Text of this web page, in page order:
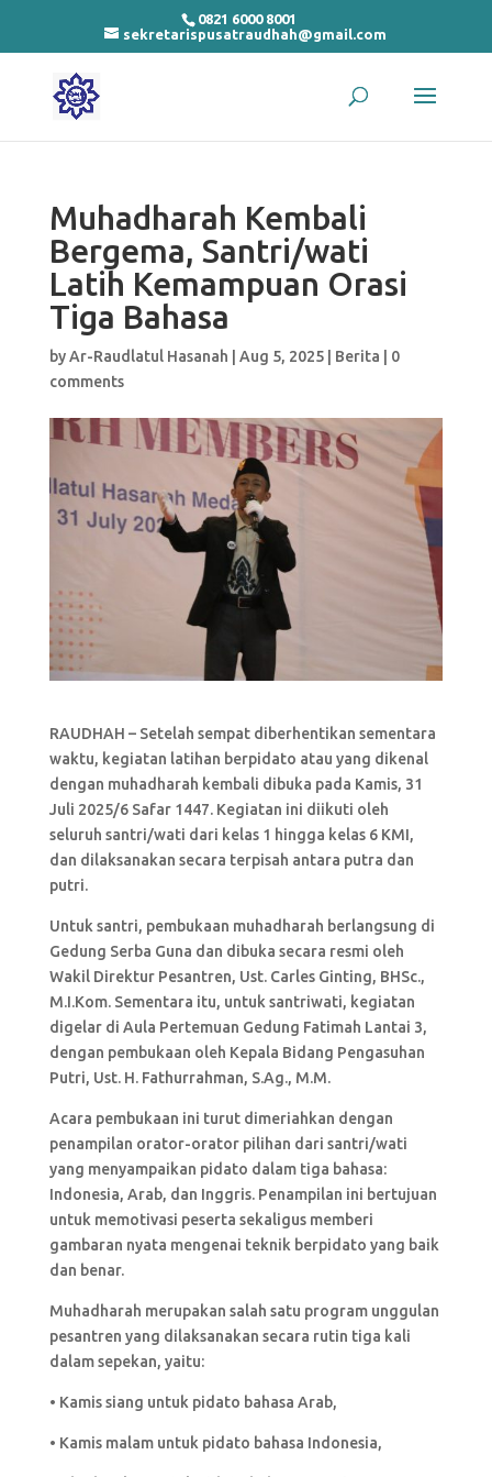
0821 6000 8001
sekretarispusatraudhah@gmail.com
Muhadharah Kembali
Bergema, Santri/wati
Latih Kemampuan Orasi
Tiga Bahasa
byAr-Raudlatul Hasanah Aug 5, 2025| Berita
0
comments
RAUDHAH – Setelah sempat diberhentikan sementara
waktu, kegiatan latihan berpidato atau yang dikenal
dengan muhadharah kembali dibuka pada Kamis, 31
Juli 2025/6 Safar 1447. Kegiatan ini diikuti oleh
seluruh santri/wati dari kelas 1 hingga kelas 6 KMI,
dan dilaksanakan secara terpisah antara putra dan
putri.
Untuk santri, pembukaan muhadharah berlangsung di
Gedung Serba Guna dan dibuka secara resmi oleh
Wakil Direktur Pesantren, Ust. Carles Ginting, BHSc.,
M.I.Kom. Sementara itu, untuk santriwati, kegiatan
digelar di Aula Pertemuan Gedung Fatimah Lantai 3,
dengan pembukaan oleh Kepala Bidang Pengasuhan
Putri, Ust. H. Fathurrahman, S.Ag., M.M.
Acara pembukaan ini turut dimeriahkan dengan
penampilan orator-orator pilihan dari santri/wati
yang menyampaikan pidato dalam tiga bahasa:
Indonesia, Arab, dan Inggris. Penampilan ini bertujuan
untuk memotivasi peserta sekaligus memberi
gambaran nyata mengenai teknik berpidato yang baik
dan benar.
Muhadharah merupakan salah satu program unggulan
pesantren yang dilaksanakan secara rutin tiga kali
dalam sepekan, yaitu:
• Kamis siang untuk pidato bahasa Arab,
• Kamis malam untuk pidato bahasa Indonesia,